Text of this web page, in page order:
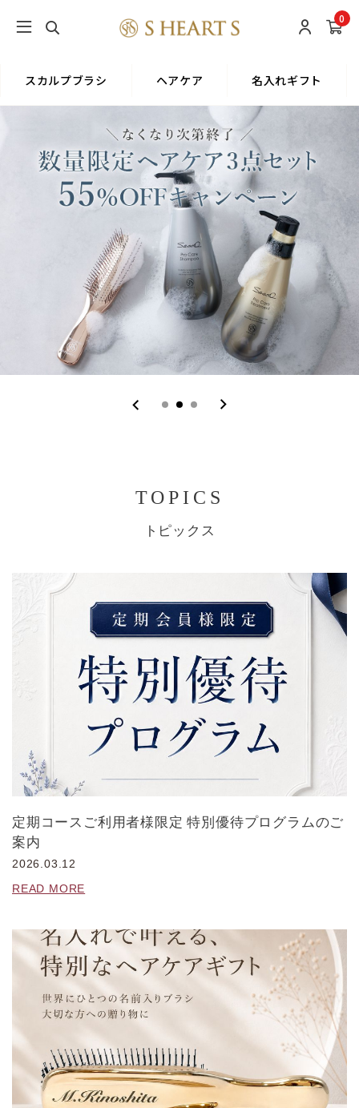
0
スカルプブラシ ヘアケア 名入れギフト
TOPICS
トピックス
定期コースご利用者様限定 特別優待プログラムのご
案内
2026.03.12
READ MORE